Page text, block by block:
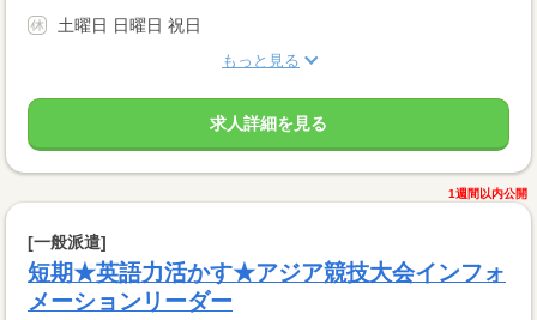
土曜日 日曜日 祝日
もっと見る
求人詳細を見る
1週間以内公開
[一般派遣]
短期★英語力活かす★アジア競技大会インフォ
メーションリーダー